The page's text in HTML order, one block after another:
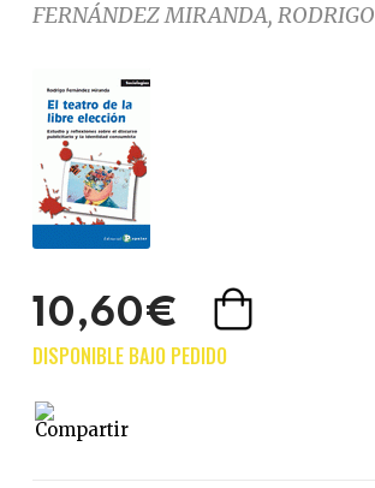
FERNÁNDEZ MIRANDA, RODRIGO
10,60€